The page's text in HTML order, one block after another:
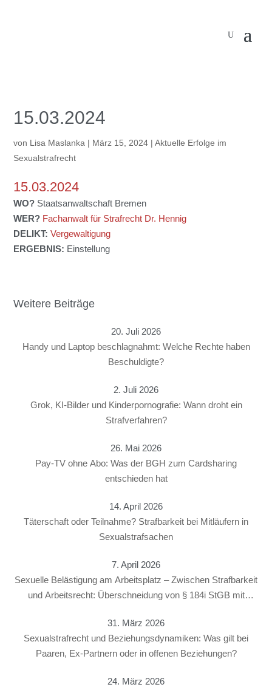
15.03.2024
von Lisa Maslanka | März 15, 2024 |Aktuelle Erfolge im
Sexualstrafrecht
15.03.2024
WO? Staatsanwaltschaft Bremen
WER? Fachanwalt für Strafrecht Dr. Hennig
DELIKT:Vergewaltigung
ERGEBNIS: Einstellung
Weitere Beiträge
20. Juli 2026
Handy und Laptop beschlagnahmt: Welche Rechte haben
Beschuldigte?
2. Juli 2026
Grok, KI-Bilder und Kinderpornografie: Wann droht ein
Strafverfahren?
26. Mai 2026
Pay-TV ohne Abo: Was der BGH zum Cardsharing
entschieden hat
14. April 2026
Täterschaft oder Teilnahme? Strafbarkeit bei Mitläufern in
Sexualstrafsachen
7. April 2026
Sexuelle Belästigung am Arbeitsplatz – Zwischen Strafbarkeit
und Arbeitsrecht: Überschneidung von § 184i StGB mit
31. März 2026
Sexualstrafrecht und Beziehungsdynamiken: Was gilt bei
Paaren, Ex-Partnern oder in offenen Beziehungen?
24. März 2026